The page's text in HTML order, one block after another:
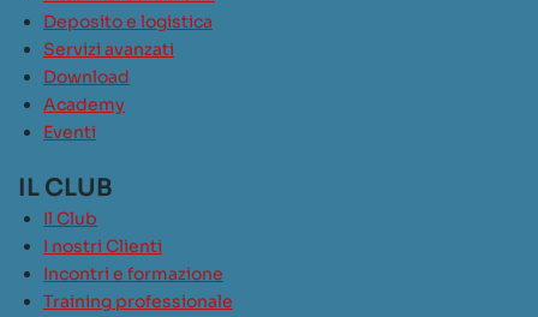
Deposito e logistica
Servizi avanzati
Download
Academy
Eventi
IL CLUB
Il Club
I nostri Clienti
Incontri e formazione
Training professionale